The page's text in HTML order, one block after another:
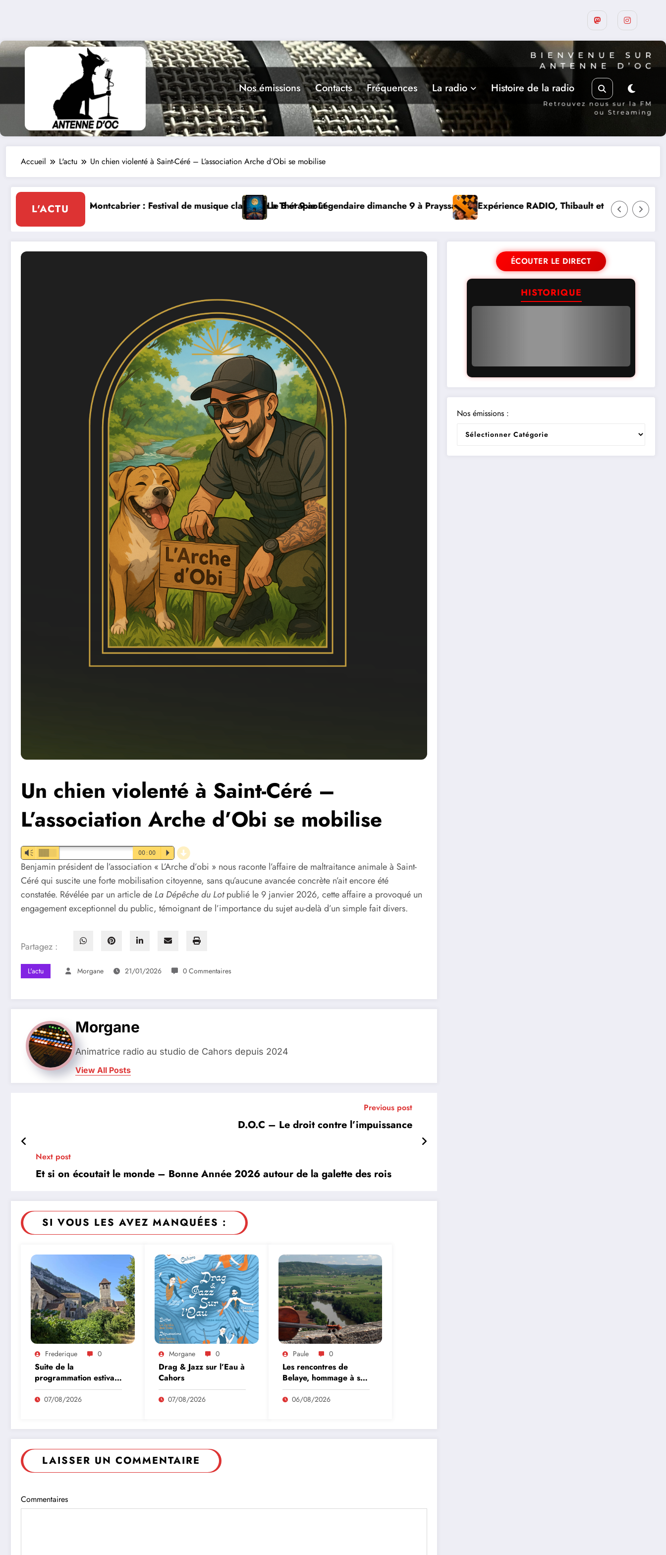
Nos émissions Contacts Fréquences La radio Histoire de la radio
Accueil L'actu Un chien violenté à Saint-Céré – L’association Arche d’Obi se mobilise
L'ACTU
de musique classique le 8 et 9 aoûtLa Thérapie Légendaire dimanche 9 à Prayssac Expérience RADIO, Thibault et Lou-Anne d’Olmeto Suite de la programmation
Un chien violenté à Saint-Céré –
L’association Arche d’Obi se mobilise
Vm 00:00 P d
Benjamin président de l’association « L’Arche d’obi » nous raconte l’affaire de maltraitance animale à Saint-
Céré qui suscite une forte mobilisation citoyenne, sans qu’aucune avancée concrète n’ait encore été
constatée. Révélée par un article de La Dépêche du Lotpublié le 9 janvier 2026, cette affaire a provoqué un
engagement exceptionnel du public, témoignant de l’importance du sujet au-delà d’un simple fait divers.
Partagez :
L'actu Morgane 21/01/2026 0 Commentaires
Morgane
Animatrice radio au studio de Cahors depuis 2024
View All Posts
Previous post
D.O.C – Le droit contre l’impuissance
Next post
Et si on écoutait le monde – Bonne Année 2026 autour de la galette des rois
SI VOUS LES AVEZ MANQUÉES :
Frederique 0
Suite de la
programmation estivale
des amis de l’abbaye
de Marcilhac sur Célé
07/08/2026
Morgane 0
Drag & Jazz sur l’Eau à
Cahors
07/08/2026
Paule 0
Les rencontres de
Belaye, hommage à son
fondateur, Roland
Pidoux, violoncelliste, le
06/08/2026
LAISSER UN COMMENTAIRE
Commentaires
ÉCOUTER LE DIRECT
HISTORIQUE
Nos émissions :